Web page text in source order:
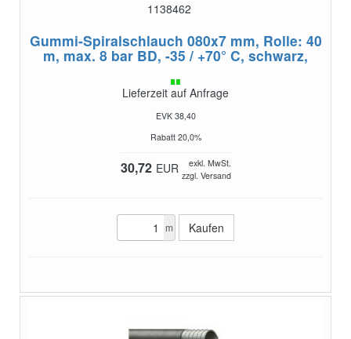
1138462
Gummi-Spiralschlauch 080x7 mm, Rolle: 40
m, max. 8 bar BD, -35 / +70° C, schwarz,
Lieferzeit auf Anfrage
EVK 38,40
Rabatt 20,0%
30,72 EUR
exkl. MwSt.
zzgl. Versand
m